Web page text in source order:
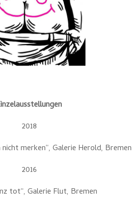
2018
merken“, Galerie Herold, Bremen
2016
tot“, Galerie Flut, Bremen